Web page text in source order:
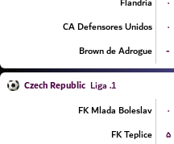
CA Defensores Unidos
۰
Brown de Adrogue
-
Czech Republic
1. Liga
FK Mlada Boleslav
۰
FK Teplice
۵